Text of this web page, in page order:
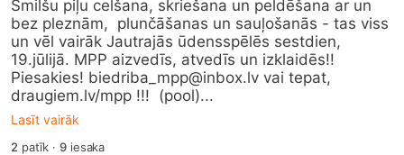
Smilšu piļu celšana, skriešana un peldēšana ar un
bez pleznām,  plunčāšanas un sauļošanās - tas viss
un vēl vairāk Jautrajās ūdensspēlēs sestdien,
19.jūlijā. MPP aizvedīs, atvedīs un izklaidēs!!
Piesakies! biedriba_mpp@inbox.lv
draugiem.lv/mpp !!!  (pool)...
Lasīt vairāk
2 patīk ·9iesaka